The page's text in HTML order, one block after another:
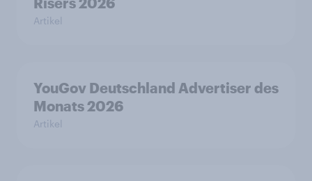
Artikel
YouGov Deutschland Advertiser des
Monats 2026
Artikel